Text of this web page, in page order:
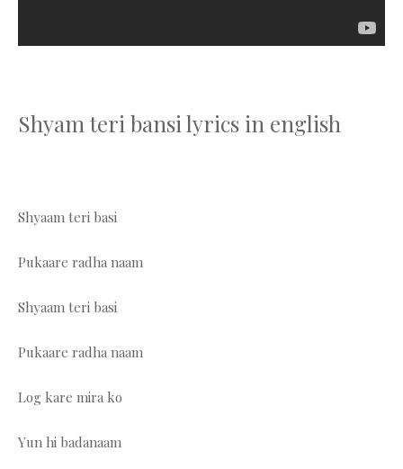
Shyam teri bansi lyrics in english
Shyaam teri basi
Pukaare radha naam
Shyaam teri basi
Pukaare radha naam
Log kare mira ko
Yun hi badanaam